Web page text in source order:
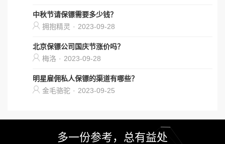
中秋节请保镖需要多少钱？
拥抱精灵 · 2023-09-28
北京保镖公司国庆节涨价吗？
梅洛 · 2023-09-28
明星雇佣私人保镖的渠道有哪些？
金毛骆驼 · 2023-09-25
多一份参考，总有益处